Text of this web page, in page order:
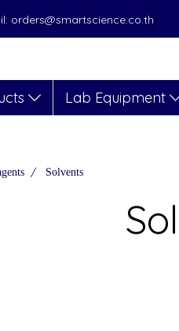
orders@smartscience.co.th
Lab Equipment
Solvents